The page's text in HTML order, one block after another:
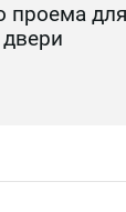
проема для